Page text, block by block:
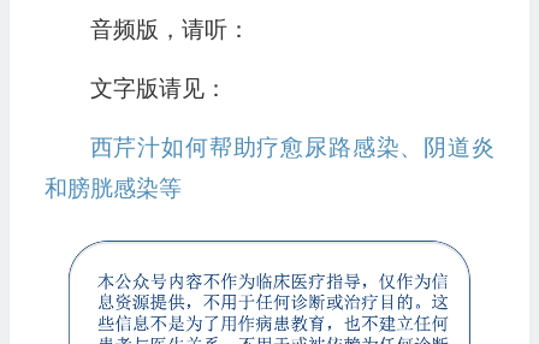
音频版，请听：
文字版请见：
西芹汁如何帮助疗愈尿路感染、阴道炎
和膀胱感染等